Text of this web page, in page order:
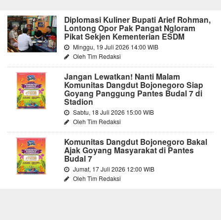
Diplomasi Kuliner Bupati Arief Rohman,
Lontong Opor Pak Pangat Ngloram
Pikat Sekjen Kementerian ESDM
Minggu, 19 Juli 2026 14:00 WIB
Oleh Tim Redaksi
Jangan Lewatkan! Nanti Malam
Komunitas Dangdut Bojonegoro Siap
Goyang Panggung Pantes Budal 7 di
Stadion
Sabtu, 18 Juli 2026 15:00 WIB
Oleh Tim Redaksi
Komunitas Dangdut Bojonegoro Bakal
Ajak Goyang Masyarakat di Pantes
Budal 7
Jumat, 17 Juli 2026 12:00 WIB
Oleh Tim Redaksi